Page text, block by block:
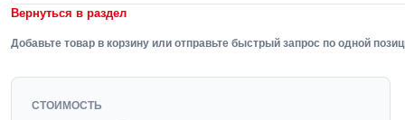
Вернуться в раздел
Добавьте товар в корзину или отправьте быстрый запрос по одной
СТОИМОСТЬ